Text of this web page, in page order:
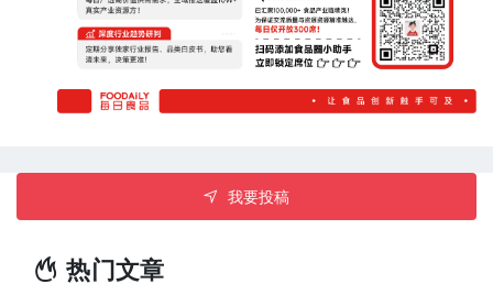
我要投稿
热门文章